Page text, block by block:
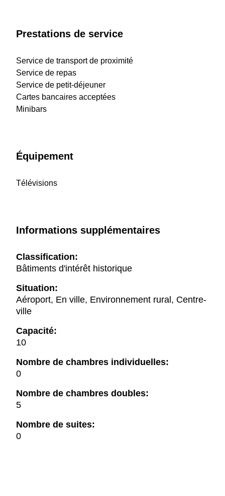
Prestations de service
Service de transport de proximité
Service de repas
Service de petit-déjeuner
Cartes bancaires acceptées
Minibars
Équipement
Télévisions
Informations supplémentaires
Classification:
Bâtiments d'intérêt historique
Situation:
Aéroport, En ville, Environnement rural, Centre-
ville
Capacité:
10
Nombre de chambres individuelles:
0
Nombre de chambres doubles:
5
Nombre de suites:
0